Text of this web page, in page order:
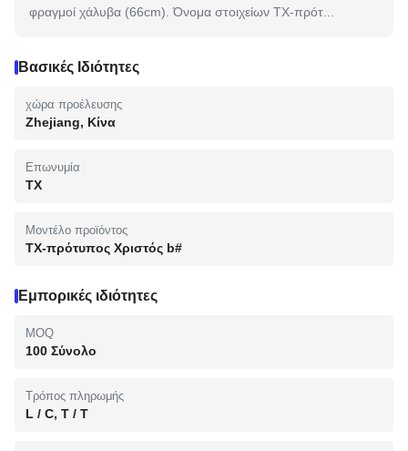
φραγμοί χάλυβα (66cm). Όνομα στοιχείων TX-πρότ...
Βασικές Ιδιότητες
χώρα προέλευσης
Zhejiang, Κίνα
Επωνυμία
TX
Μοντέλο προϊόντος
TX-πρότυπος Χριστός b#
Εμπορικές ιδιότητες
MOQ
100 Σύνολο
Τρόπος πληρωμής
L / C, T / T